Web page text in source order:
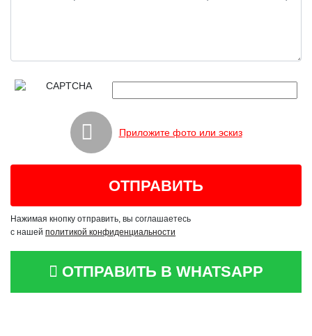
Приложите фото или эскиз
Нажимая кнопку отправить, вы соглашаетесь
с нашей политикой конфиденциальности
ОТПРАВИТЬ В WHATSAPP